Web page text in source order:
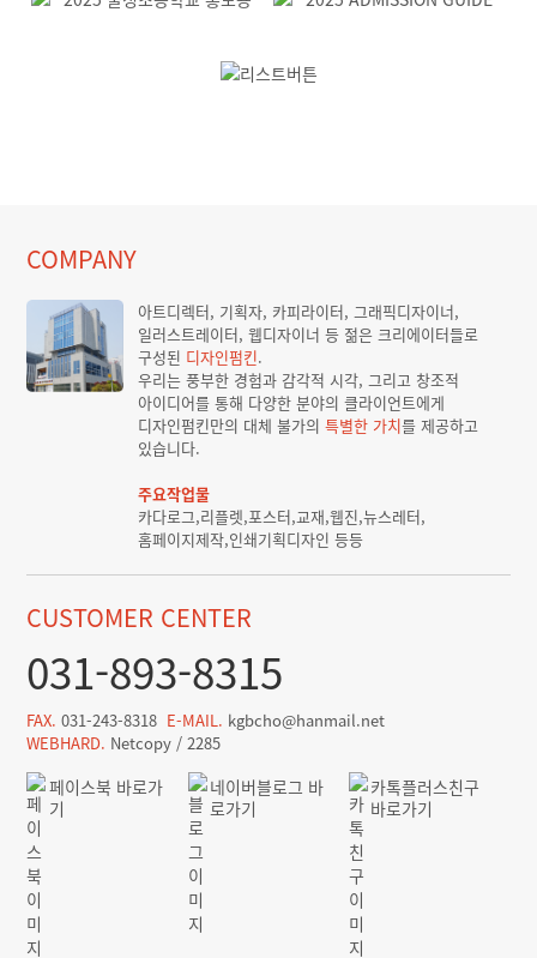
COMPANY
아트디렉터, 기획자, 카피라이터, 그래픽디자이너,
일러스트레이터, 웹디자이너 등 젊은 크리에이터들로
구성된 디자인펌킨.
우리는 풍부한 경험과 감각적 시각, 그리고 창조적
아이디어를 통해 다양한 분야의 클라이언트에게
디자인펌킨만의 대체 불가의특별한 가치를 제공하고
있습니다.
주요작업물
카다로그,리플렛,포스터,교재,웹진,뉴스레터,
홈페이지제작,인쇄기획디자인 등등
CUSTOMER CENTER
031-893-8315
FAX. 031-243-8318 E-MAIL. kgbcho@hanmail.net
WEBHARD. Netcopy / 2285
페이스북 바로가
기
네이버블로그 바
로가기
카톡플러스친구
바로가기